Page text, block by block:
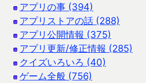
アプリの事 (394)
アプリストアの話 (288)
アプリ公開情報 (375)
アプリ更新/修正情報 (285)
クイズいろいろ (40)
ゲーム全般 (756)